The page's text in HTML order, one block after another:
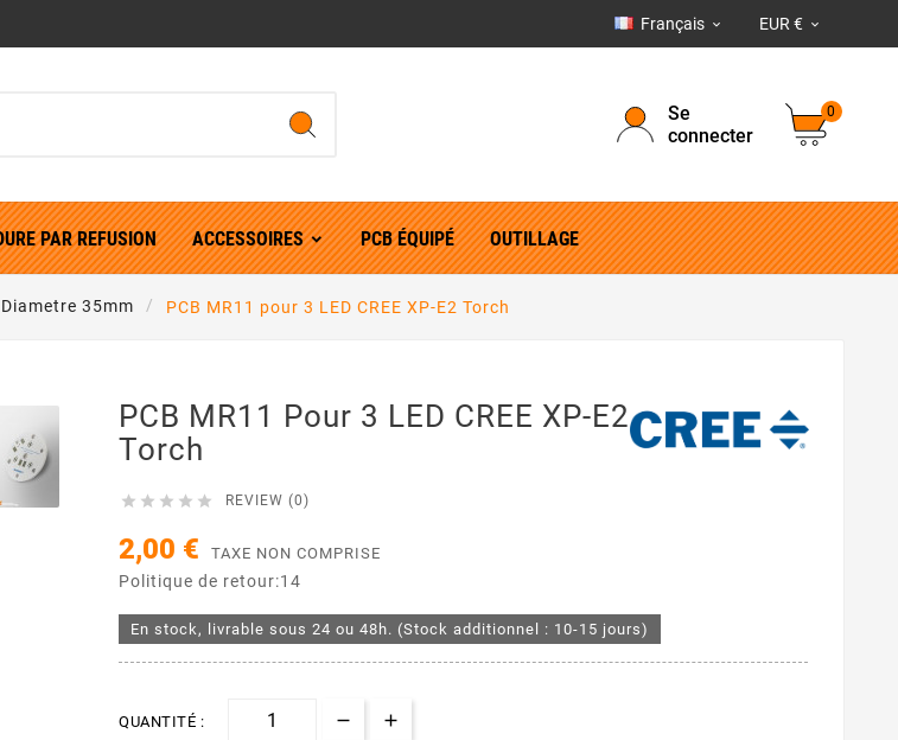
Français  EUR € 
Se
connecter
0
PAR REFUSION ACCESSOIRES PCB ÉQUIPÉ OUTILLAGE
Diametre 35mm PCB MR11 pour 3 LED CREE XP-E2 Torch
PCB MR11 Pour 3 LED CREE XP-E2
Torch
     REVIEW (0)
2,00 € TAXE NON COMPRISE
Politique de retour:14
En stock, livrable sous 24 ou 48h. (Stock additionnel : 10-15 jours)
QUANTITÉ :